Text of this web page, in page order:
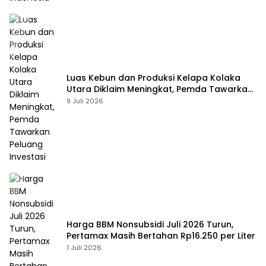
Luas Kebun dan Produksi Kelapa Kolaka
Utara Diklaim Meningkat, Pemda Tawarkan
Peluang Investasi
9 Juli 2026
Harga BBM Nonsubsidi Juli 2026 Turun,
Pertamax Masih Bertahan Rp16.250 per Liter
1 Juli 2026